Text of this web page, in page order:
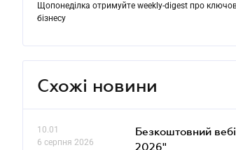
Щопонеділка отримуйте weekly-digest про
бізнесу
Схожі новини
10.01
6 серпня 2026
Безкоштовний
2026"